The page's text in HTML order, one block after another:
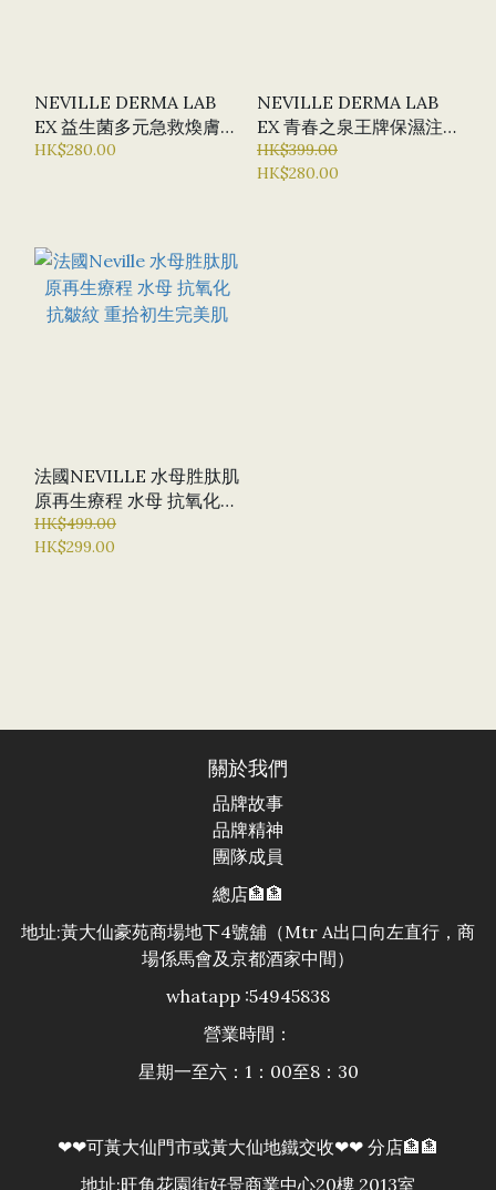
NEVILLE DERMA LAB
EX 益生菌多元急救煥膚療
程
HK$280.00
NEVILLE DERMA LAB
EX 青春之泉王牌保濕注水
療程六次用療程
HK$399.00
HK$280.00
法國NEVILLE 水母胜肽肌
原再生療程 水母 抗氧化
抗皺紋 重拾初生完美肌
HK$499.00
HK$299.00
關於我們
品牌故事
品牌精神
團隊成員
總店🏦🏦
地址:黃大仙豪苑商場地下4號舖（Mtr A出口向左直行，商
場係馬會及京都酒家中間）
whatapp :54945838
營業時間：
星期一至六：1：00至8：30
❤❤可黃大仙門市或黃大仙地鐵交收❤❤ 分店🏦🏦
地址:旺角花園街好景商業中心20樓 2013室